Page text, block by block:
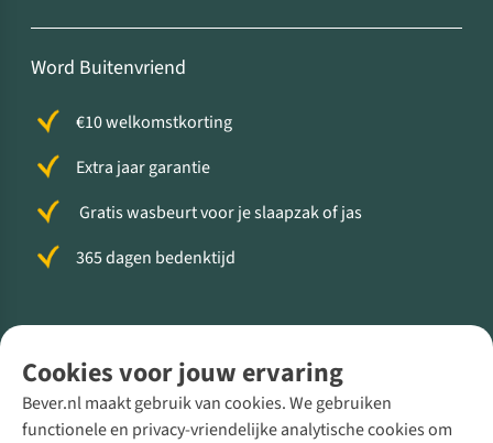
Cookies voor jouw ervaring
Bever.nl maakt gebruik van cookies. We gebruiken
functionele en privacy-vriendelijke analytische cookies om
Word Buitenvriend
€10 welkomstkorting
Extra jaar garantie
Gratis wasbeurt voor je slaapzak of jas
365 dagen bedenktijd